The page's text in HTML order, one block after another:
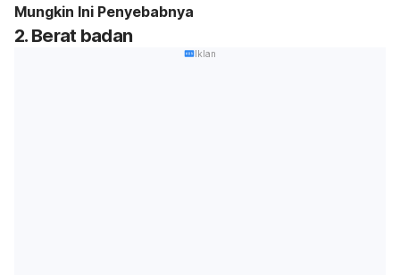
Mungkin Ini Penyebabnya
2. Berat badan
Iklan